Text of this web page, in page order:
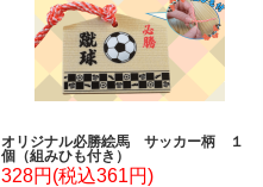
オリジナル必勝絵馬 サッカー柄 １
個（組みひも付き）
328円(税込361円)